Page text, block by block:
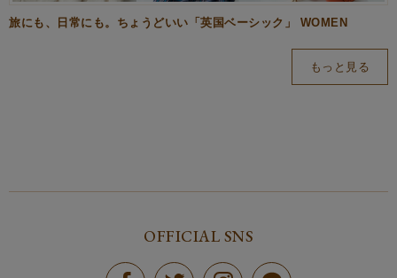
旅にも、日常にも。ちょうどいい「英国ベーシック」 WOMEN
もっと見る
OFFICIAL SNS